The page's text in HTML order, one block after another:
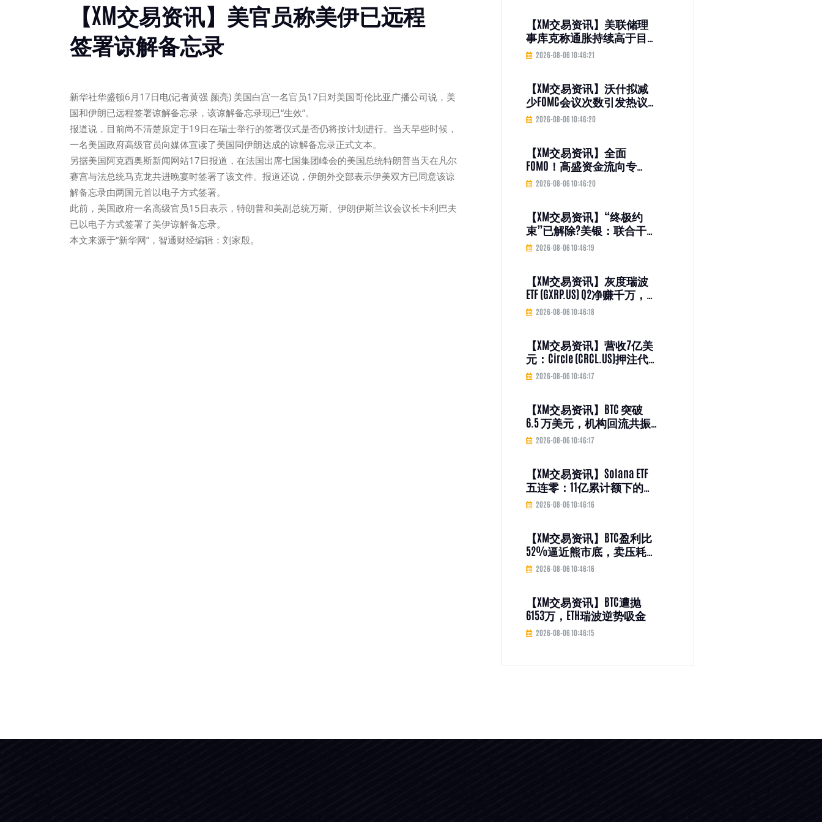
【XM交易资讯】美官员称美伊已远程
签署谅解备忘录
新华社华盛顿6月17日电(记者黄强 颜亮) 美国白宫一名官员17日对美国哥伦比亚广播公司说，美
国和伊朗已远程签署谅解备忘录，该谅解备忘录现已“生效”。
报道说，目前尚不清楚原定于19日在瑞士举行的签署仪式是否仍将按计划进行。当天早些时候，
一名美国政府高级官员向媒体宣读了美国同伊朗达成的谅解备忘录正式文本。
另据美国阿克西奥斯新闻网站17日报道，在法国出席七国集团峰会的美国总统特朗普当天在凡尔
赛宫与法总统马克龙共进晚宴时签署了该文件。报道还说，伊朗外交部表示伊美双方已同意该谅
解备忘录由两国元首以电子方式签署。
此前，美国政府一名高级官员15日表示，特朗普和美副总统万斯、伊朗伊斯兰议会议长卡利巴夫
已以电子方式签署了美伊谅解备忘录。
本文来源于“新华网”，智通财经编辑：刘家殷。
【XM交易资讯】美联储理
事库克称通胀持续高于目
标越久控制难度越大 重申
必要时将支持加息
2026-08-06 10:46:21
【XM交易资讯】沃什拟减
少FOMC会议次数引发热议
分析人士：市场波动或加
剧 但交易机会也将增加
2026-08-06 10:46:20
【XM交易资讯】全面
FOMO！高盛资金流向专
家：期权成交量创历史新
高，美股正上演“疯狂追
2026-08-06 10:46:20
【XM交易资讯】“终极约
束”已解除?美银：联合干
预后日元年内有望反弹约
6%
2026-08-06 10:46:19
【XM交易资讯】灰度瑞波
ETF (GXRP.US) Q2净赚千万，
市值却蒸发1680万
2026-08-06 10:46:18
【XM交易资讯】营收7亿美
元：Circle (CRCL.US)押注代
币化取代投机
2026-08-06 10:46:17
【XM交易资讯】BTC 突破
6.5 万美元，机构回流共振
宏观利好
2026-08-06 10:46:17
【XM交易资讯】Solana ETF
五连零：11亿累计额下的资
金隐忧
2026-08-06 10:46:16
【XM交易资讯】BTC盈利比
52%逼近熊市底，卖压耗
尽信号现？
2026-08-06 10:46:16
【XM交易资讯】BTC遭抛
6153万，ETH瑞波逆势吸金
2026-08-06 10:46:15